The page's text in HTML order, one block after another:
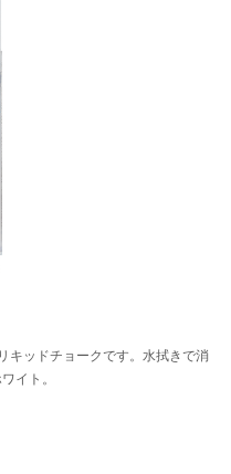
キッドチョークです。水拭きで消
イト。